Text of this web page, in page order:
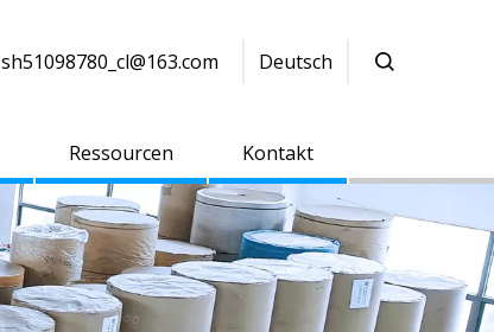
sh51098780_cl@163.com Deutsch
Ressourcen Kontakt